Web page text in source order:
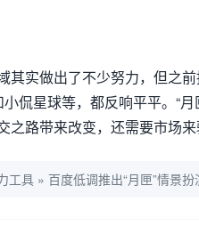
其实做出了不少努力，但之
侃星球等，都反响平平。“
之路带来改变，还需要市场来
工具 » 百度低调推出“月匣”情景扮